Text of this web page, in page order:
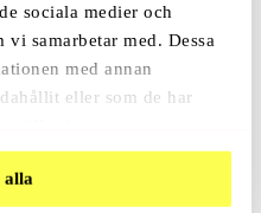
sociala medier och
samarbetar med. Dessa
med annan
eller som de har
99Kr